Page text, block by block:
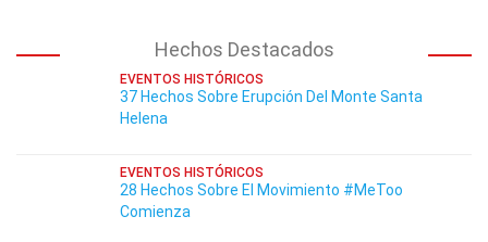
Hechos Destacados
EVENTOS HISTÓRICOS
37 Hechos Sobre Erupción Del Monte Santa
Helena
EVENTOS HISTÓRICOS
28 Hechos Sobre El Movimiento #MeToo
Comienza